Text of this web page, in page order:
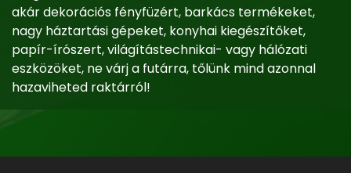
akár dekorációs fényfüzért, barkács termékeket,
nagy háztartási gépeket, konyhai kiegészítőket,
papír-írószert, világítástechnikai- vagy hálózati
eszközöket, ne várj a futárra, tőlünk mind azonnal
hazaviheted raktárról!